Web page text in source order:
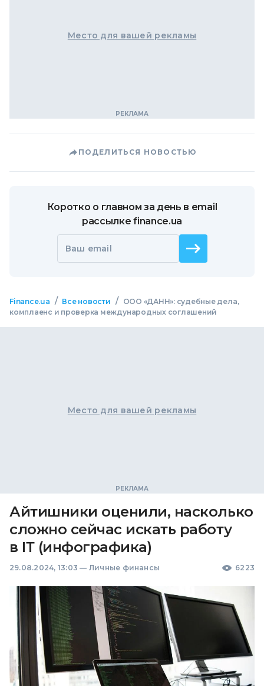
Место для вашей рекламы
ПОДЕЛИТЬСЯ НОВОСТЬЮ
Коротко о главном за день в email
рассылке finance.ua
Ваш email
Finance.ua / Все новости /
ООО «ДАНН»: судебные дела,
комплаенс и проверка международных соглашений
Место для вашей рекламы
Айтишники оценили, насколько
сложно сейчас искать работу
в ІТ (инфографика)
29.08.2024, 13:03 — Личные финансы 6223